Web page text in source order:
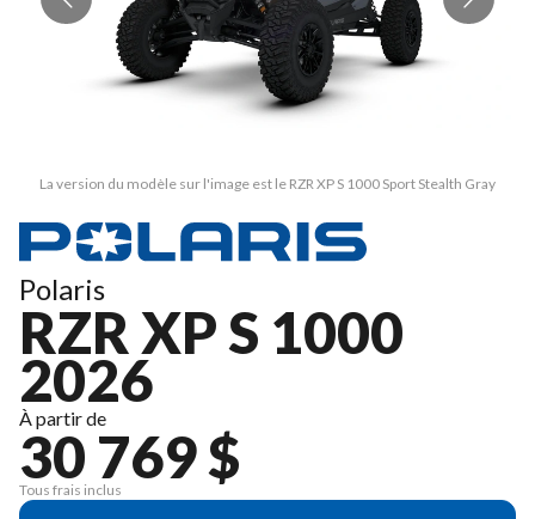
La version du modèle sur l'image est le RZR XP S 1000 Sport Stealth Gray
Polaris
RZR XP S 1000
2026
À partir de
30 769 $
Tous frais inclus